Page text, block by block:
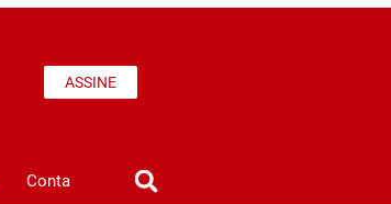
ASSINE
Conta